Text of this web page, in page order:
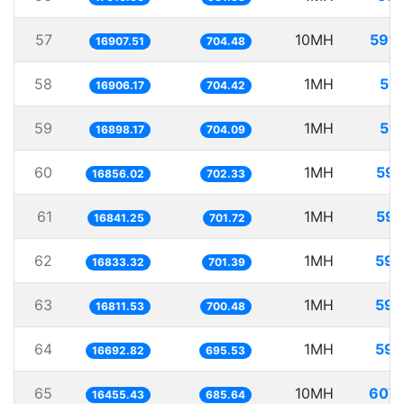
57 16907.51 704.48 10MH
58 16906.17 704.42 1MH
59 16898.17 704.09 1MH
60 16856.02 702.33 1MH
61 16841.25 701.72 1MH
62 16833.32 701.39 1MH
63 16811.53 700.48 1MH
64 16692.82 695.53 1MH
65 16455.43 685.64 10MH